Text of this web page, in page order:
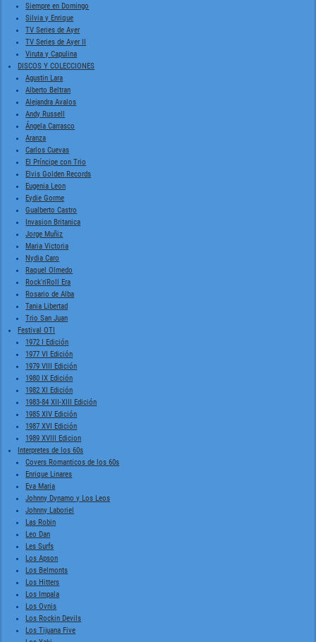
Siempre en Domingo
Silvia y Enrique
TV Series de Ayer
TV Series de Ayer II
Viruta y Capulina
DISCOS Y COLECCIONES
Agustin Lara
Alberto Beltran
Alejandra Avalos
Andy Russell
Ángela Carrasco
Aranza
Carlos Cuevas
El Príncipe con Trio
Elvis Golden Records
Eugenia Leon
Eydie Gorme
Gualberto Castro
Invasion Britanica
Jorge Muñiz
Maria Victoria
Nydia Caro
Raquel Olmedo
Rock'n'Roll Era
Rosario de Alba
Tania Libertad
Trio San Juan
Festival OTI
1972 I Edición
1977 VI Edición
1979 VIII Edición
1980 IX Edición
1982 XI Edición
1983-84 XII-XIII Edición
1985 XIV Edición
1987 XVI Edición
1989 XVIII Edicion
Interpretes de los 60s
Covers Romanticos de los 60s
Enrique Linares
Eva Maria
Johnny Dynamo y Los Leos
Johnny Laboriel
Las Robin
Leo Dan
Les Surfs
Los Apson
Los Belmonts
Los Hitters
Los Impala
Los Ovnis
Los Rockin Devils
Los Tijuana Five